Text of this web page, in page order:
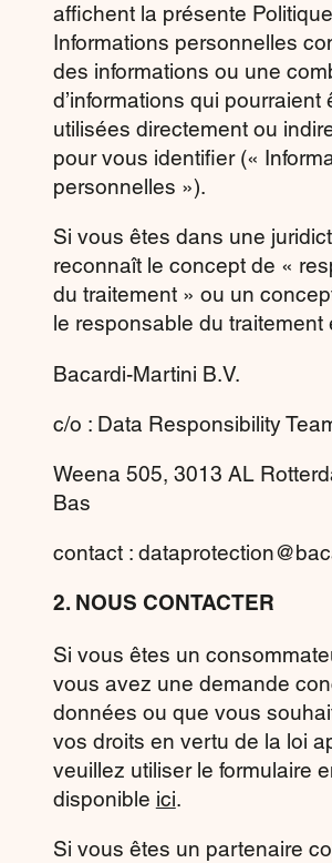
affichent la présente
Informations personnelles
des informations ou une
d’informations qui pourraient
utilisées directement ou
pour vous identifier («
personnelles »).
Si vous êtes dans une
reconnaît le concept de «
du traitement » ou un
le responsable du traitement
Bacardi-Martini B.V.
c/o : Data Responsibility
Weena 505, 3013 AL
Bas
contact :
2. NOUS CONTACTER
Si vous êtes un
vous avez une demande
données ou que vous
vos droits en vertu de la loi
veuillez utiliser le formulaire
disponible ici.
Si vous êtes un partenaire